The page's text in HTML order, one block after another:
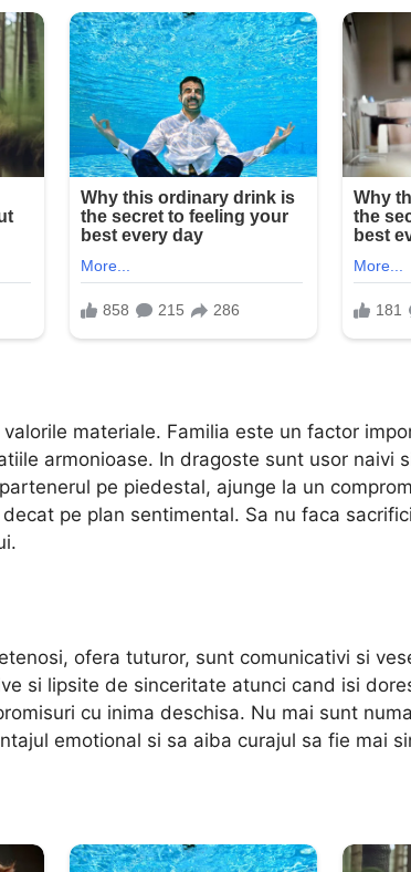
materiale. Familia este un factor
armonioase. In dragoste sunt usor naivi
pe piedestal, ajunge la un
pe plan sentimental. Sa nu faca
ofera tuturor, sunt comunicativi si
si lipsite de sinceritate atunci cand isi
cu inima deschisa. Nu mai sunt
emotional si sa aiba curajul sa fie mai